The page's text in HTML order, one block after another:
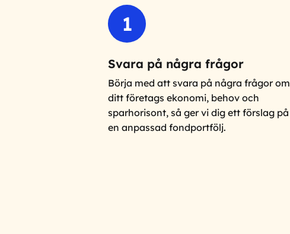
1
Svara på några frågor
Börja med att svara på några frågor om
ditt företags ekonomi, behov och
sparhorisont, så ger vi dig ett förslag på
en anpassad fondportfölj.